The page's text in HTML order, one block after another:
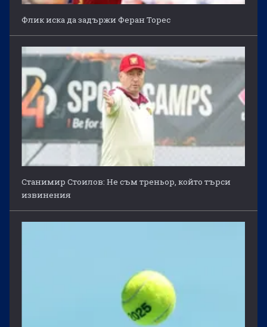
Флик иска да задържи Феран Торес
Станимир Стоилов: Не съм треньор, който търси
извинения